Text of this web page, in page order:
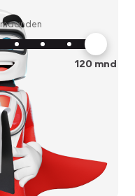
maanden
120mnd